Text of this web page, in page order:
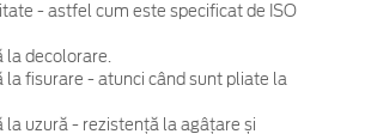
- astfel cum este specificat de ISO
la decolorare.
la fisurare - atunci când sunt pliate la
la uzură - rezistență la agâțare și